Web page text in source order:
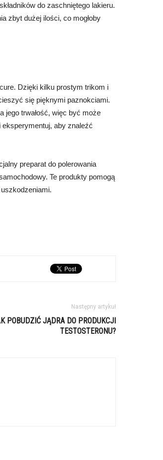
do zaschniętego lakieru.
zbyt dużej ilości, co mogłoby
Dzięki kilku prostym trikom i
się pięknymi paznokciami.
jego trwałość, więc być może
aby znaleźć
preparat do polerowania
Te produkty pomogą
Następny artykuł
POBUDZIĆ JĄDRA DO PRODUKCJI
TESTOSTERONU?